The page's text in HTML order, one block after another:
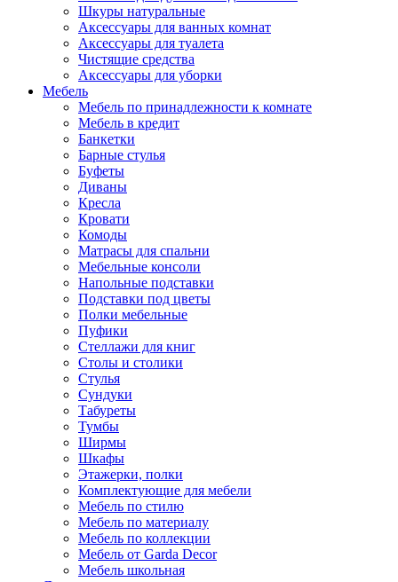
Шкуры натуральные
Аксессуары для ванных комнат
Аксессуары для туалета
Чистящие средства
Аксессуары для уборки
Мебель
Мебель по принадлежности к комнате
Мебель в кредит
Банкетки
Барные стулья
Буфеты
Диваны
Кресла
Кровати
Комоды
Матрасы для спальни
Мебельные консоли
Напольные подставки
Подставки под цветы
Полки мебельные
Пуфики
Стеллажи для книг
Столы и столики
Стулья
Сундуки
Табуреты
Тумбы
Ширмы
Шкафы
Этажерки, полки
Комплектующие для мебели
Мебель по стилю
Мебель по материалу
Мебель по коллекции
Мебель от Garda Decor
Мебель школьная